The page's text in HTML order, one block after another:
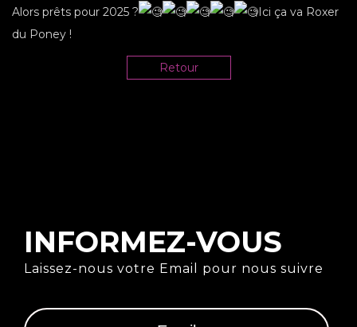
Alors prêts pour 2025 ?
Ici ça va Roxer
du Poney !
Retour
INFORMEZ-VOUS
Laissez-nous votre Email pour nous suivre